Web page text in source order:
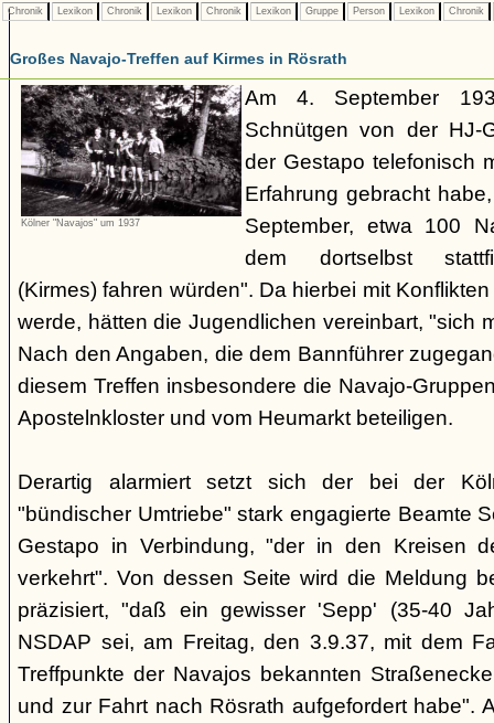
Chronik Lexikon Chronik Lexikon Chronik Lexikon Gruppe Person Lexikon Chronik
Großes Navajo-Treffen auf Kirmes in Rösrath
Kölner "Navajos" um 1937
Am 4. September
Schnütgen von der HJ-
der Gestapo telefonisch
Erfahrung gebracht
September, etwa 100
dem dortselbst
(Kirmes) fahren würden". Da hierbei mit
werde, hätten die Jugendlichen vereinbart, "sich
Nach den Angaben, die dem Bannführer
diesem Treffen insbesondere die Navajo-
Apostelnkloster und vom Heumarkt beteiligen.
Derartig alarmiert setzt sich der bei der
"bündischer Umtriebe" stark engagierte Beamte
Gestapo in Verbindung, "der in den Kreisen
verkehrt". Von dessen Seite wird die Meldung
präzisiert, "daß ein gewisser 'Sepp' (35-40
NSDAP sei, am Freitag, den 3.9.37, mit dem
Treffpunkte der Navajos bekannten
und zur Fahrt nach Rösrath aufgefordert habe".